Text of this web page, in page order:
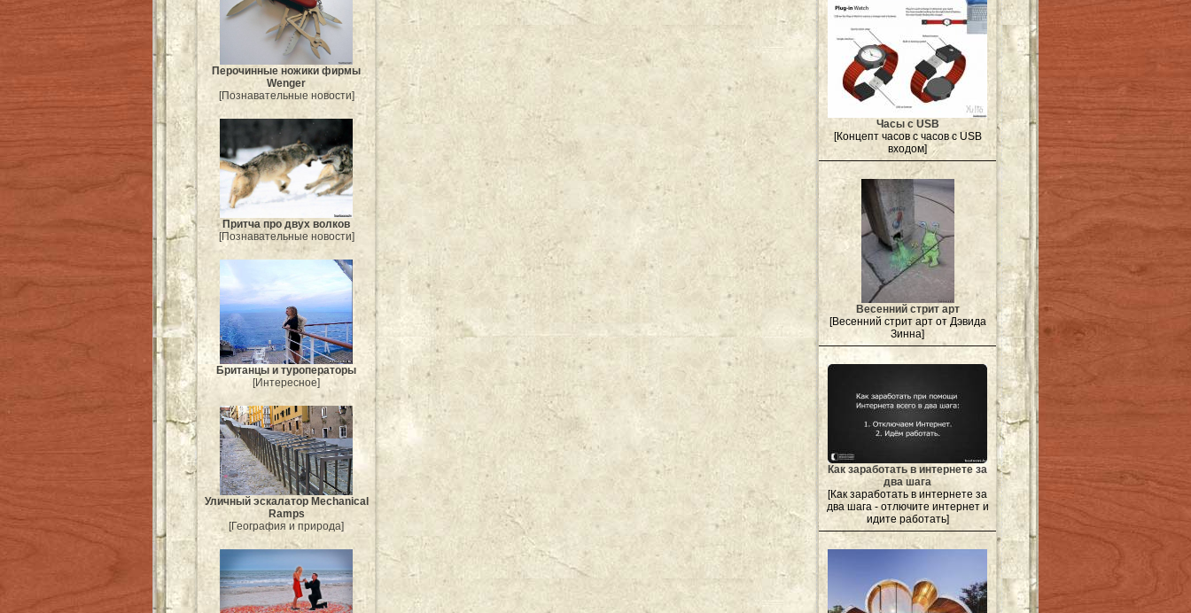
Перочинные ножики фирмы
Wenger
[Познавательные новости]
Притча про двух волков
[Познавательные новости]
Британцы и туроператоры
[Интересное]
Уличный эскалатор Mechanical
Ramps
[География и природа]
Часы с USB
[Концепт часов с часов с USB
входом]
Весенний стрит арт
[Весенний стрит арт от Дэвида
Зинна]
Как заработать в интернете за
два шага
[Как заработать в интернете за
два шага - отлючите интернет и
идите работать]